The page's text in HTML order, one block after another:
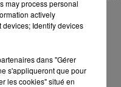
À quelques
édition de
may process personal
actively
Identify devices
dans "Gérer
s'appliqueront que pour
les cookies" situé en